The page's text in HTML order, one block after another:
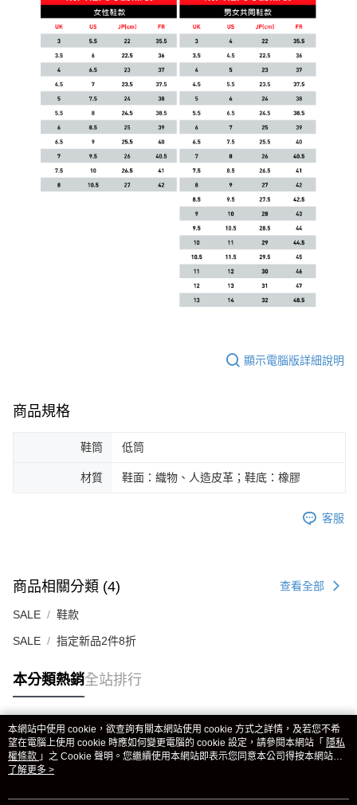
顯示電腦版詳細說明
商品規格
鞋筒 低筒
材質 鞋面：織物、人造皮革；鞋底：橡膠
客服
商品相關分類 (4) 查看全部
SALE 鞋款
SALE 指定新品2件8折
本分類熱銷全站排行
熱門標籤
本網站中使用 cookie，欲查詢有關本網站使用 cookie 方式之詳情，及若您不希
望在電腦上使用 cookie 時應如何變更電腦的 cookie 設定，請參閱本網站「 隱私
權條款 」之 Cookie 聲明。您繼續使用本網站即表示您同意本公司得按本網站使
用條款之 Cookie 聲明使用 cookie。
了解更多 >